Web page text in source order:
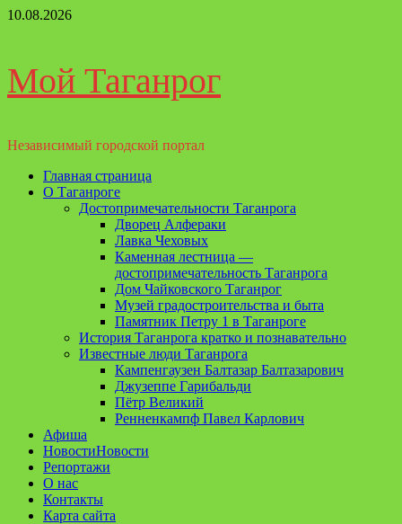
Перейти
10.08.2026
Мой Таганрог
Независимый городской портал
Основное
меню
Главная страница
О Таганроге
Достопримечательности Таганрога
Дворец Алфераки
Лавка Чеховых
Каменная лестница —
достопримечательность Таганрога
Дом Чайковского Таганрог
Музей градостроительства и быта
Памятник Петру 1 в Таганроге
История Таганрога кратко и познавательно
Известные люди Таганрога
Кампенгаузен Балтазар Балтазарович
Джузеппе Гарибальди
Пётр Великий
Ренненкампф Павел Карлович
Афиша
НовостиНовости
Репортажи
О нас
Контакты
Карта сайта